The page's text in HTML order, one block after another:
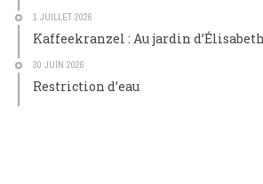
1 JUILLET 2026
Kaffeekranzel : Au jardin
30 JUIN 2026
Restriction d’eau